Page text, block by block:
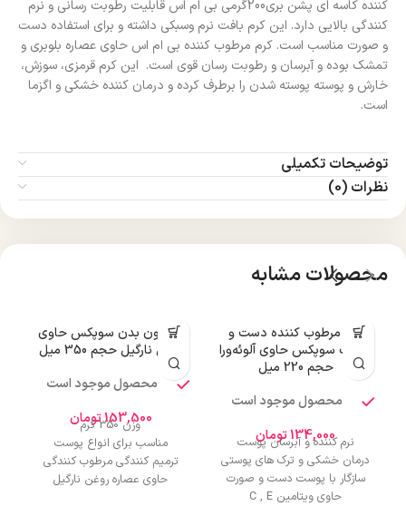
کننده کاسه ای پشن بری200گرمی بی ام اس قابلیت رطوبت رسانی و نرم
کنندگی بالایی دارد. این کرم بافت نرم وسبکی داشته و برای استفاده دست
و صورت مناسب است. کرم مرطوب کننده بی ام اس حاوی عصاره بلوبری و
تمشک بوده و آبرسان و رطوبت رسان قوی است. این کرم قرمزی، سوزش،
خارش و پوسته پوسته شدن را برطرف کرده و درمان کننده خشکی و اگزما
است.
توضیحات تکمیلی
نظرات (0)
محصولات مشابه
کرم مرطوب کننده دست و
صورت سوپکس حاوی آلوئه‌ورا
حجم 220 میل
محصول موجود است
134,000تومان
نرم کننده و آبرسان پوست
درمان خشکی و ترک های پوستی
سازگار با پوست دست و صورت
حاوی ویتامین C , E
لوسیون بدن سوپکس حاوی
روغن نارگیل حجم 350 میل
محصول موجود است
153,500تومان
وزن 350 گرم
مناسب برای انواع پوست
ترمیم کنندگی مرطوب کنندگی
حاوی عصاره روغن نارگیل